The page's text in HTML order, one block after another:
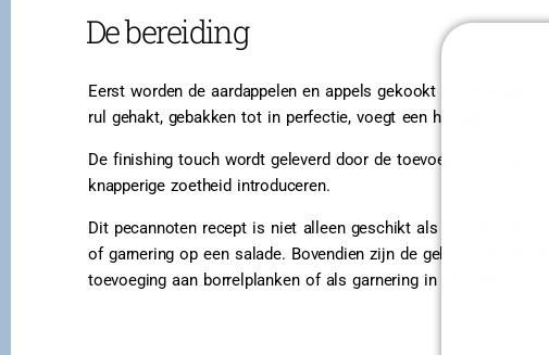
De bereiding
Eerst worden de aardappelen en appels gekookt en
rul gehakt, gebakken tot in perfectie, voegt een hartige
De finishing touch wordt geleverd door de toevoeging van
knapperige zoetheid introduceren.
Dit pecannoten recept is niet alleen geschikt als
of garnering op een salade. Bovendien zijn de
toevoeging aan borrelplanken of als garnering in salades.